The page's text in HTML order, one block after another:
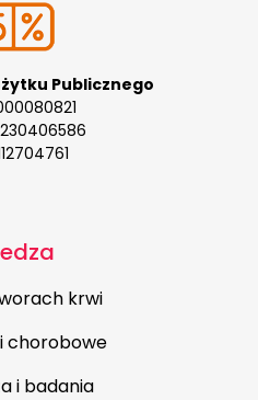
Publicznego
230406586
krwi
chorobowe
i badania